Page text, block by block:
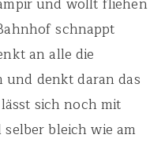
schnappt
an alle die
denkt daran das
sich noch mit
bleich wie am